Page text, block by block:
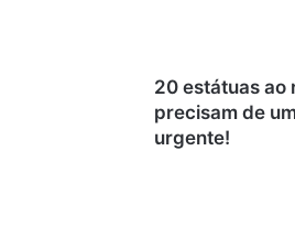
20 estátuas ao
precisam de
urgente!